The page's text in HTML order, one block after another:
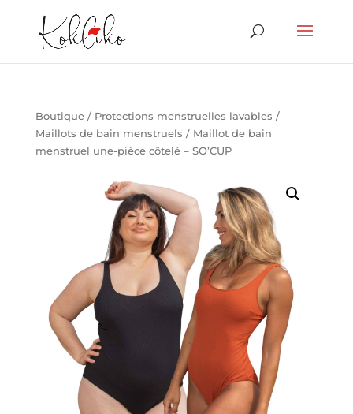
Boutique/ Protections menstruelles lavables /
Maillots de bain menstruels / Maillot de bain
menstruel une-pièce côtelé – SO’CUP